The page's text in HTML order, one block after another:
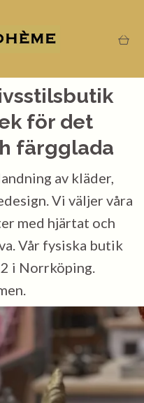
för det
färgglada
av kläder,
Vi väljer våra
med hjärtat och
Vår fysiska butik
i Norrköping.